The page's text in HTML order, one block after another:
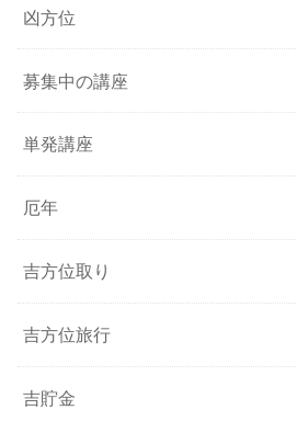
凶方位
募集中の講座
単発講座
厄年
吉方位取り
吉方位旅行
吉貯金